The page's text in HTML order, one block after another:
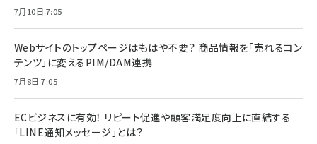
7月10日 7:05
Webサイトのトップページはもはや不要？ 商品情報を「売れるコン
テンツ」に変えるPIM/DAM連携
7月8日 7:05
ECビジネスに有効！ リピート促進や顧客満足度向上に直結する
「LINE通知メッセージ」とは？